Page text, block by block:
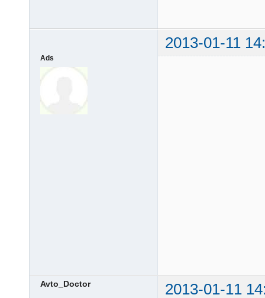
2013-01-11
Ads
Avto_Doctor 2013-01-11